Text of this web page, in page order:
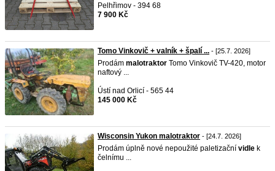
Pelhřimov - 394 68
7 900 Kč
Tomo Vinkovič + valník + špalí ... - [25.7. 2026]
Prodám malotraktor Tomo Vinkovič TV-420, motor
naftový ...
Ústí nad Orlicí - 565 44
145 000 Kč
Wisconsin Yukon malotraktor - [24.7. 2026]
Prodám úplně nové nepoužité paletizační vidle k
čelnímu ...